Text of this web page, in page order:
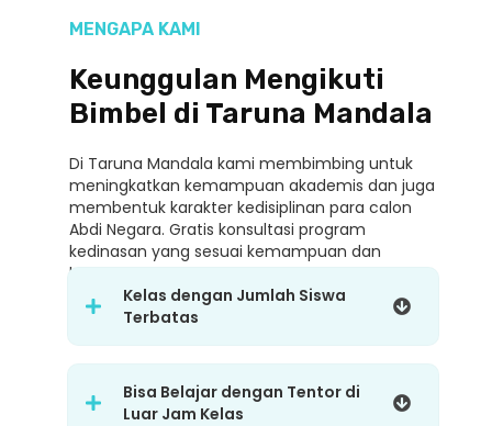
MENGAPA KAMI
Keunggulan Mengikuti
Bimbel di Taruna Mandala
Di Taruna Mandala kami membimbing untuk
meningkatkan kemampuan akademis dan juga
membentuk karakter kedisiplinan para calon
Abdi Negara. Gratis konsultasi program
kedinasan yang sesuai kemampuan dan
karakter.
Kelas dengan Jumlah Siswa
Terbatas
Bisa Belajar dengan Tentor di
Luar Jam Kelas